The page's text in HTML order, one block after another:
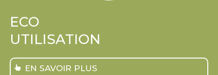
ECO
UTILISATION
EN SAVOIR PLUS